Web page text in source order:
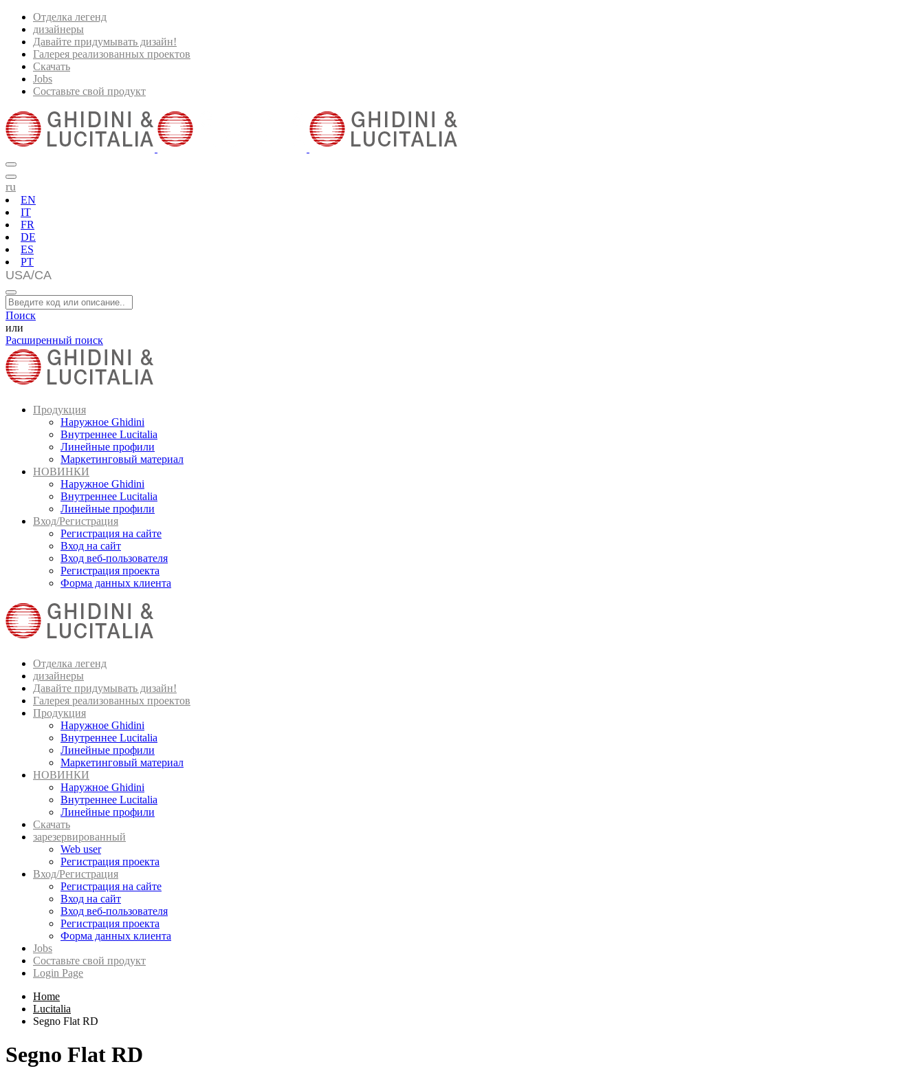
Отделка легенд
дизайнеры
Давайте придумывать дизайн!
Галерея реализованных проектов
Скачать
Jobs
Составьте свой продукт
ru
EN
IT
FR
DE
ES
PT
Поиск
или
Расширенный поиск
Продукция
Наружное Ghidini
Внутреннее Lucitalia
Линейные профили
Маркетинговый материал
НОВИНКИ
Наружное Ghidini
Внутреннее Lucitalia
Линейные профили
Вход/Регистрация
Регистрация на сайте
Вход на сайт
Вход веб-пользователя
Регистрация проекта
Форма данных клиента
Отделка легенд
дизайнеры
Давайте придумывать дизайн!
Галерея реализованных проектов
Продукция
Наружное Ghidini
Внутреннее Lucitalia
Линейные профили
Маркетинговый материал
НОВИНКИ
Наружное Ghidini
Внутреннее Lucitalia
Линейные профили
Скачать
зарезервированный
Web user
Регистрация проекта
Вход/Регистрация
Регистрация на сайте
Вход на сайт
Вход веб-пользователя
Регистрация проекта
Форма данных клиента
Jobs
Составьте свой продукт
Login Page
Home
Lucitalia
Segno Flat RD
Segno Flat RD